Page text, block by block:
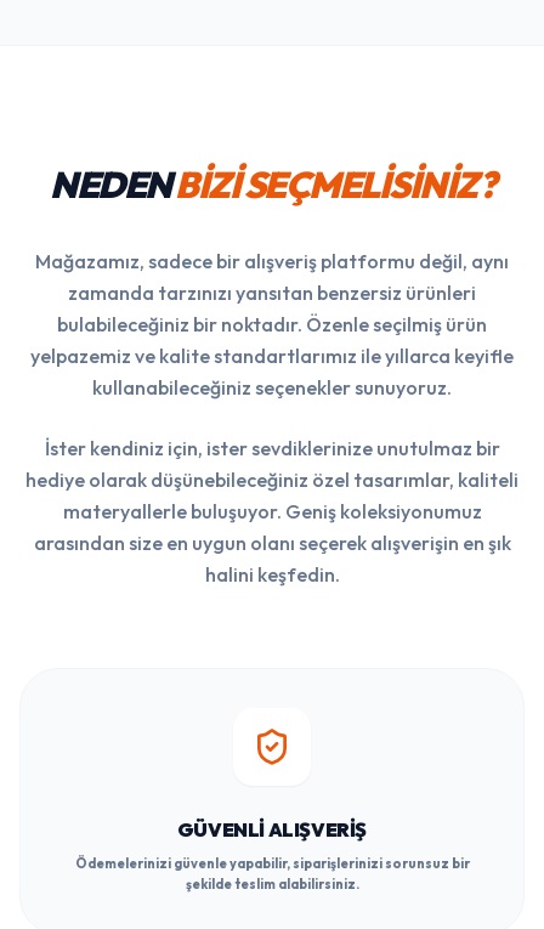
NEDENBİZİ SEÇMELİSİNİZ?
Mağazamız, sadece bir alışveriş platformu değil, aynı
zamanda tarzınızı yansıtan benzersiz ürünleri
bulabileceğiniz bir noktadır. Özenle seçilmiş ürün
yelpazemiz ve kalite standartlarımız ile yıllarca keyifle
kullanabileceğiniz seçenekler sunuyoruz.
İster kendiniz için, ister sevdiklerinize unutulmaz bir
hediye olarak düşünebileceğiniz özel tasarımlar, kaliteli
materyallerle buluşuyor. Geniş koleksiyonumuz
arasından size en uygun olanı seçerek alışverişin en şık
halini keşfedin.
GÜVENLI ALIŞVERIŞ
Ödemelerinizi güvenle yapabilir, siparişlerinizi sorunsuz bir
şekilde teslim alabilirsiniz.